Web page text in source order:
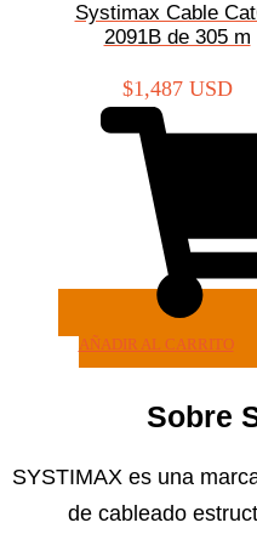
Systimax Cable
2091B de 305 m
$1,487 USD
AÑADIR AL CARRITO
Sobre
SYSTIMAX es una
de cableado